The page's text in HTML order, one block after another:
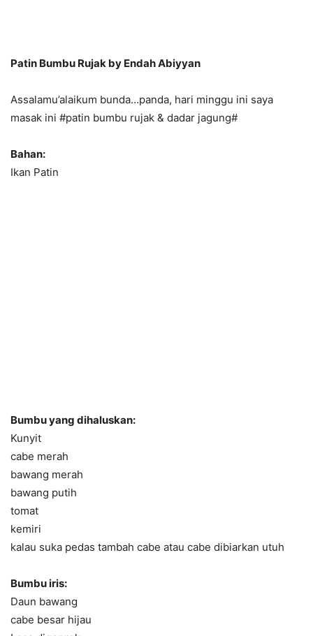
Patin Bumbu Rujak by Endah Abiyyan
Assalamu’alaikum bunda…panda, hari minggu ini saya
masak ini #patin bumbu rujak & dadar jagung#
Bahan:
Ikan Patin
Bumbu yang dihaluskan:
Kunyit
cabe merah
bawang merah
bawang putih
tomat
kemiri
kalau suka pedas tambah cabe atau cabe dibiarkan utuh
Bumbu iris:
Daun bawang
cabe besar hijau